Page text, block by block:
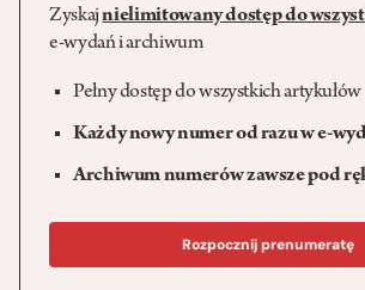
Zyskajnielimitowany dostęp do
e-wydań i archiwum
Pełny dostęp do wszystkich artykułów
Każdy nowy numer od razu w e-
Archiwum numerów zawsze pod
Rozpocznij prenumeratę